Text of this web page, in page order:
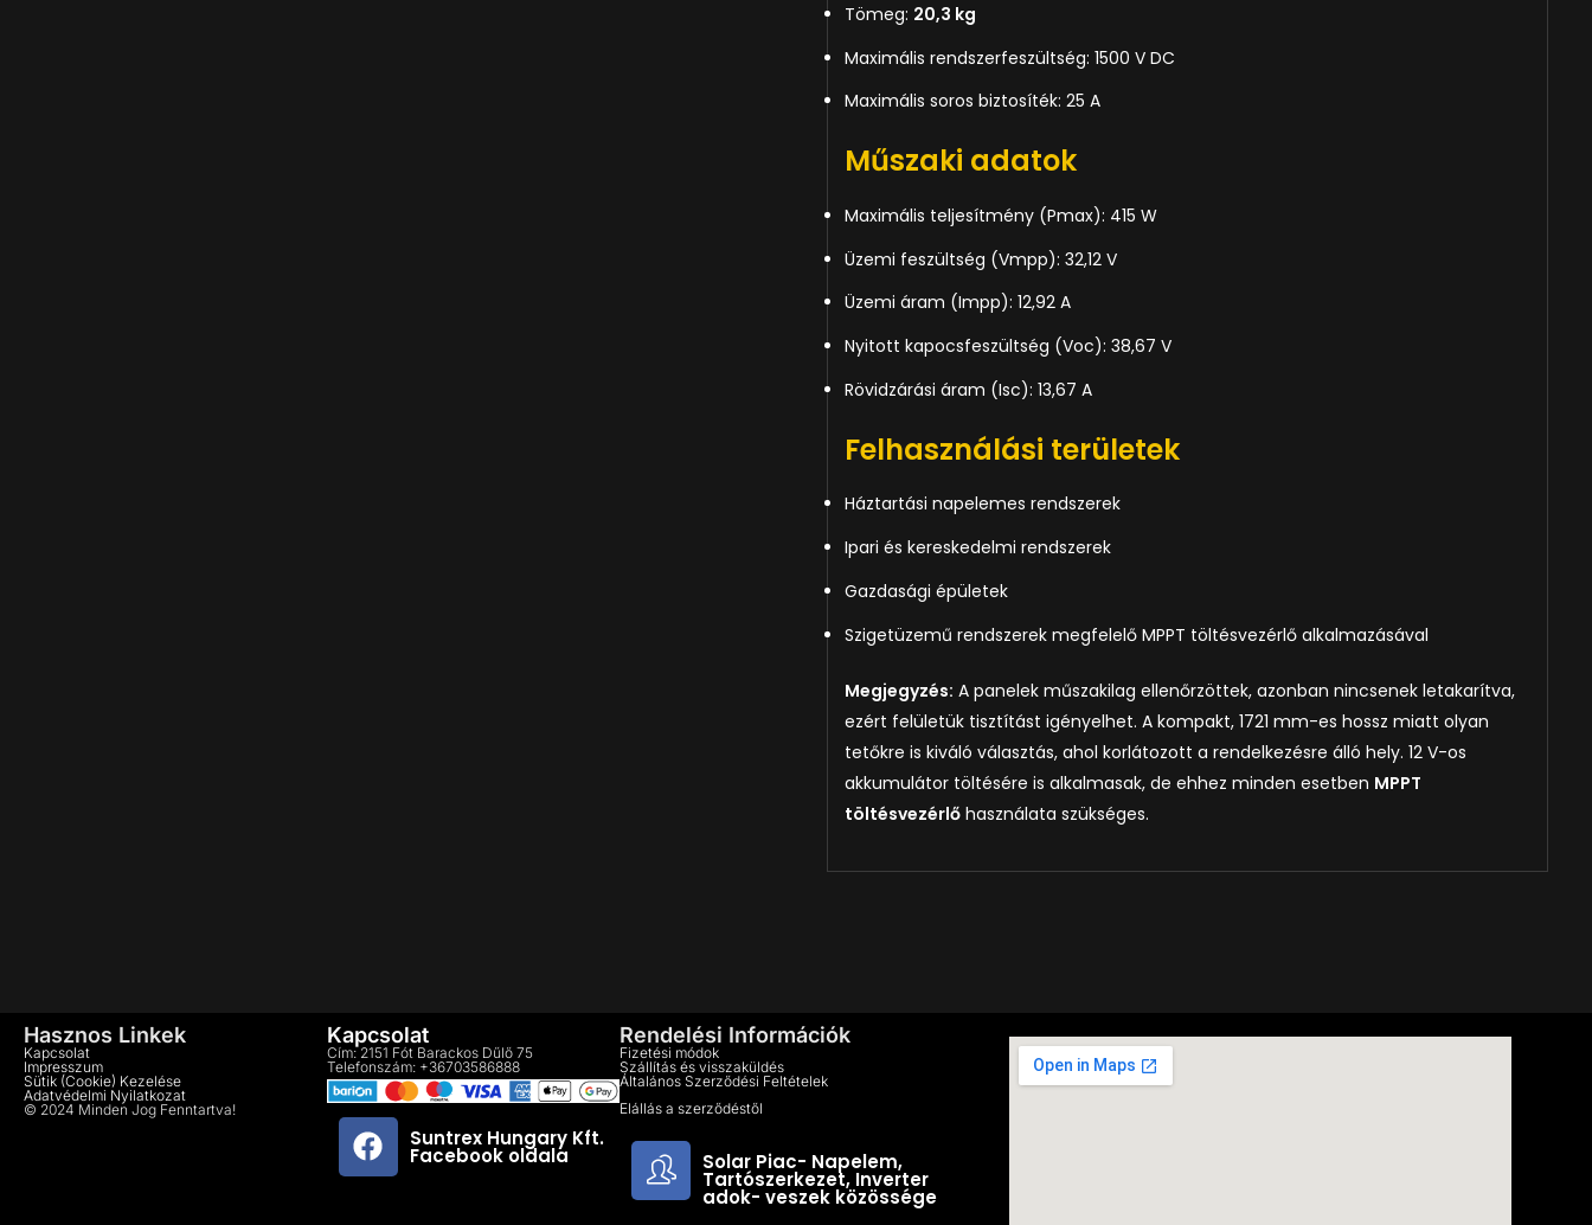
Tömeg: 20,3 kg
Maximális rendszerfeszültség: 1500 V DC
Maximális soros biztosíték: 25 A
Műszaki adatok
Maximális teljesítmény (Pmax): 415 W
Üzemi feszültség (Vmpp): 32,12 V
Üzemi áram (Impp): 12,92 A
Nyitott kapocsfeszültség (Voc): 38,67 V
Rövidzárási áram (Isc): 13,67 A
Felhasználási területek
Háztartási napelemes rendszerek
Ipari és kereskedelmi rendszerek
Gazdasági épületek
Szigetüzemű rendszerek megfelelő MPPT töltésvezérlő alkalmazásával
Megjegyzés: A panelek műszakilag ellenőrzöttek, azonban nincsenek letakarítva,
ezért felületük tisztítást igényelhet. A kompakt, 1721 mm-es hossz miatt olyan
tetőkre is kiváló választás, ahol korlátozott a rendelkezésre álló hely. 12 V-os
akkumulátor töltésére is alkalmasak, de ehhez minden esetben MPPT
töltésvezérlőhasználata szükséges.
Hasznos Linkek
Kapcsolat
Impresszum
Sütik (cookie) Kezelése
Adatvédelmi Nyilatkozat
© 2024 Minden Jog Fenntartva!
Kapcsolat
Cím: 2151 Fót Barackos Dűlő 75
Telefonszám: +36703586888
Suntrex Hungary Kft.
Facebook oldala
Rendelési Információk
Fizetési módok
Szállítás és visszaküldés
Általános Szerződési Feltételek
Elállás a szerződéstől
Solar Piac- Napelem,
Tartószerkezet, Inverter
adok- veszek közössége